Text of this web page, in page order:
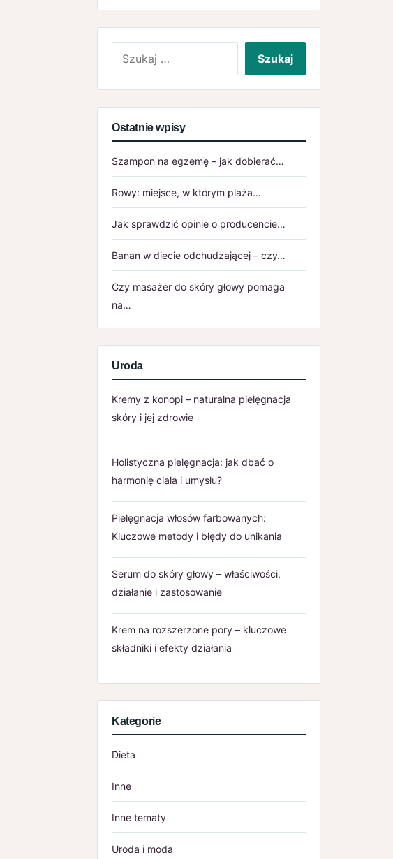
Ostatnie wpisy
Szampon na egzemę – jak dobierać…
Rowy: miejsce, w którym plaża…
Jak sprawdzić opinie o producencie…
Banan w diecie odchudzającej – czy…
Czy masażer do skóry głowy pomaga
na…
Uroda
Kremy z konopi – naturalna pielęgnacja
skóry i jej zdrowie
Holistyczna pielęgnacja: jak dbać o
harmonię ciała i umysłu?
Pielęgnacja włosów farbowanych:
Kluczowe metody i błędy do unikania
Serum do skóry głowy – właściwości,
działanie i zastosowanie
Krem na rozszerzone pory – kluczowe
składniki i efekty działania
Kategorie
Dieta
Inne
Inne tematy
Uroda i moda